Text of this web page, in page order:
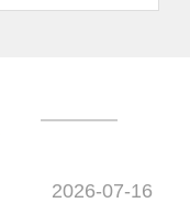
2026-07-16